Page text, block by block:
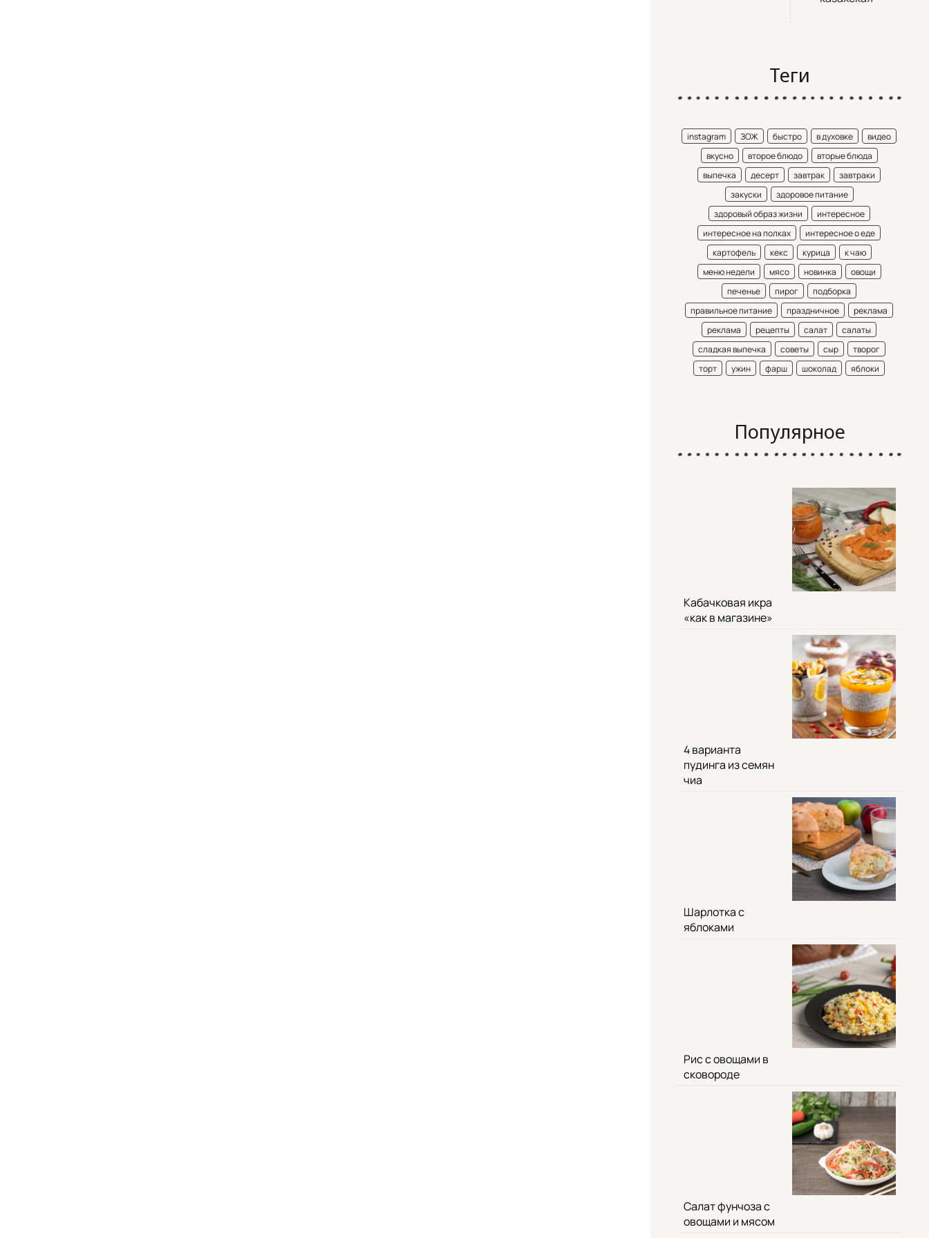
Теги
instagram ЗОЖ быстро в духовке
видео
вкусно
второе блюдо
вторые блюда
выпечка
десерт завтрак
завтраки
закуски
здоровое питание
здоровый образ жизни
интересное
интересное на полках
интересное о еде
картофель
кекс курица
к чаю
меню недели
мясо новинка
овощи
печенье
пирог
подборка
правильное питание
праздничное
реклама
реклама
рецепты салат
салаты
сладкая выпечка
советы сыр
творог
торт
ужин фарш шоколад яблоки
Популярное
Кабачковая икра
«как в магазине»
4 варианта
пудинга из семян
чиа
Шарлотка с
яблоками
Рис с овощами в
сковороде
Салат фунчоза с
овощами и мясом